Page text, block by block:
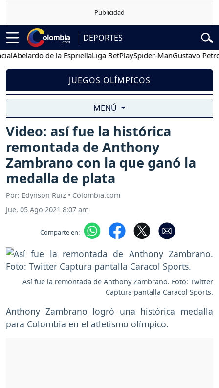
DEPORTES
de la EspriellaLiga BetPlaySpider-ManGustavo Petro
JUEGOS OLÍMPICOS
MENÚ
Video: así fue la histórica
remontada de Anthony
Zambrano con la que ganó la
medalla de plata
Por: Edynson Ruiz • Colombia.com
Jue, 05 Ago 2021 8:07 am
Comparte en:
Así fue la remontada de Anthony Zambrano. Foto: Twitter
Captura pantalla Caracol Sports.
Anthony Zambrano logró una histórica medalla
para Colombia en el atletismo olímpico.